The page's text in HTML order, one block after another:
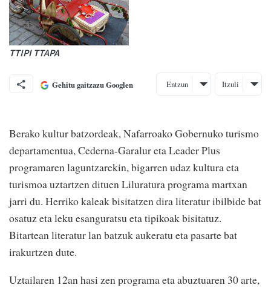
TTIPI TTAPA
Gehitu gaitzazu Googlen Entzun Itzuli
Berako kultur batzordeak, Nafarroako Gobernuko turismo
departamentua, Cederna-Garalur eta Leader Plus
programaren laguntzarekin, bigarren udaz kultura eta
turismoa uztartzen dituen Liluratura programa martxan
jarri du. Herriko kaleak bisitatzen dira literatur ibilbide bat
osatuz eta leku esanguratsu eta tipikoak bisitatuz.
Bitartean literatur lan batzuk aukeratu eta pasarte bat
irakurtzen dute.
Uztailaren 12an hasi zen programa eta abuztuaren 30 arte,